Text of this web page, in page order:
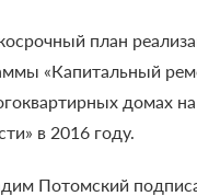
план
«Капитальный
домах
в 2016 году.
Потомский